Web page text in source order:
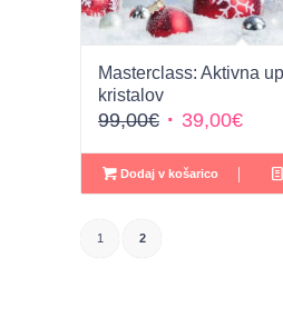
Masterclass: Aktivna
kristalov
99,00€ Izvirna
je
bila:
39,00€
Dodaj v košarico
1 2